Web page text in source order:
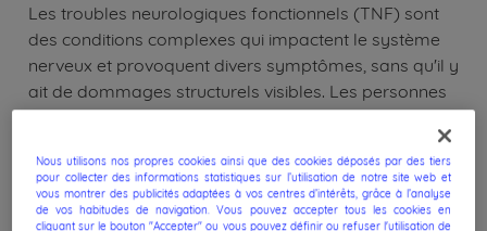
Les troubles neurologiques fonctionnels (TNF) sont
des conditions complexes qui impactent le système
nerveux et provoquent divers symptômes, sans qu'il y
ait de dommages structurels visibles. Les personnes
qui souffrent de TNF présentent souvent des
symptômes neurologiques sévères et handicapants
qui peuvent impacter leur quotidien. Le traitement de
ces problèmes exige une approche personnalisée et
pluridisciplinaire, impliquant des actions interventions
Nous utilisons nos propres cookies ainsi que des cookies déposés par des tiers
pour collecter des informations statistiques sur l’utilisation de notre site web et
vous montrer des publicités adaptées à vos centres d’intérêts, grâce à l’analyse
de vos habitudes de navigation. Vous pouvez accepter tous les cookies en
cliquant sur le bouton "Accepter" ou vous pouvez définir ou refuser l'utilisation de